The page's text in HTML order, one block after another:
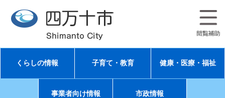
先
す
を
し
くらしの情報 子育て・教育 健康・医療・福祉
事業者向け情報 市政情報